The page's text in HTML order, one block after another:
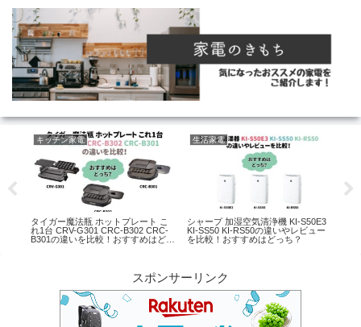
美容家電
2024年最新 パナソニック ヘアドラ
イヤー ナノケア EH-NA7M EH-
NA9M EH-NA2K EH-NA0Jの違いや
生活家電
象印ホットプレートやきやきと
STANの違いを比較！おすすめはど
っち？
スポンサーリンク